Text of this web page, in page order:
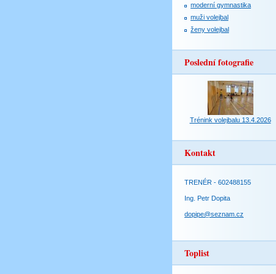
moderní gymnastika
muži volejbal
ženy volejbal
Poslední fotografie
Trénink volejbalu 13.4.2026
Kontakt
TRENÉR - 602488155
Ing. Petr Dopita
dopipe@seznam.cz
Toplist